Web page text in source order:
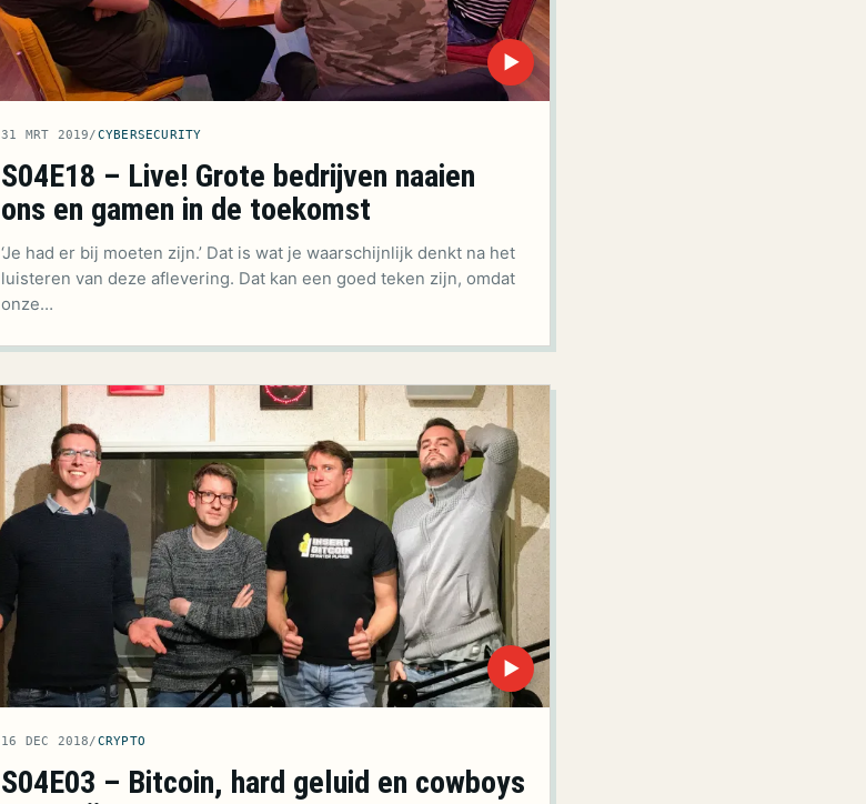
▶
31 MRT 2019/CYBERSECURITY
S04E18 – Live! Grote bedrijven naaien
ons en gamen in de toekomst
‘Je had er bij moeten zijn.’ Dat is wat je waarschijnlijk denkt na het
luisteren van deze aflevering. Dat kan een goed teken zijn, omdat
onze…
▶
16 DEC 2018/CRYPTO
S04E03 – Bitcoin, hard geluid en cowboys